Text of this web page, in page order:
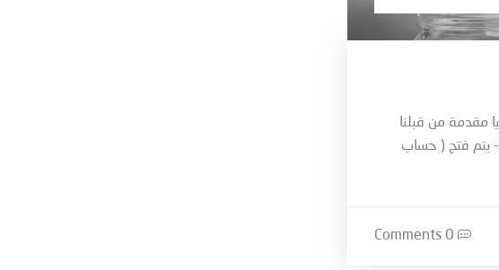
مقدمة من قبلنا
شروط وآلية فتح الحساب :- 1- يتم فتح ( حساب
0 Comments